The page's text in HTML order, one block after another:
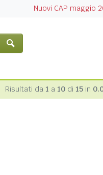
Nuovi CAP maggio
Risultati da 1 a 10 di 15 in